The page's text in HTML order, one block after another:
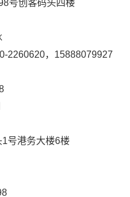
号创客码头四楼
2260620，15888079927
号港务大楼6楼